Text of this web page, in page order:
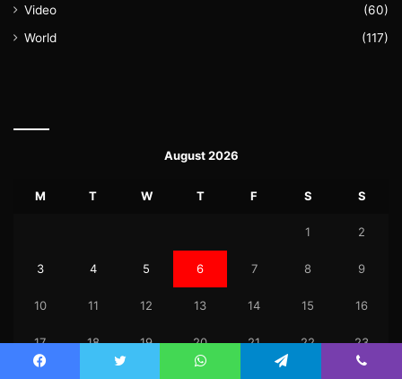
Video
(60)
World
(117)
August 2026
M T W T F S S
1 2
3 4 5 6 7 8 9
10 11 12 13 14 15 16
17 18 19 20 21 22 23